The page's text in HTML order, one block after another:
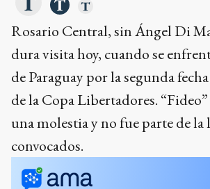
Rosario Central, sin Ángel Di
dura visita hoy, cuando se
de Paraguay por la segunda
de la Copa Libertadores.
una molestia y no fue parte de la
convocados.